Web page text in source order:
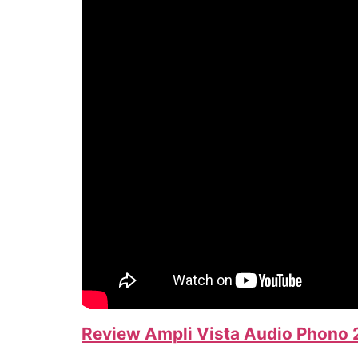
Review Ampli Vista Audio Phono